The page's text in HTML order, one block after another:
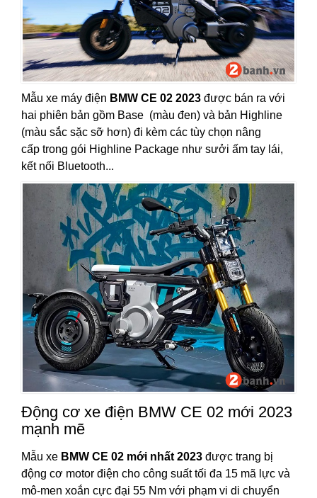
Mẫu xe máy điện BMW CE 02 2023 được bán ra với
hai phiên bản gồm Base (màu đen) và bản Highline
(màu sắc sặc sỡ hơn) đi kèm các tùy chọn nâng
cấp trong gói Highline Package như sưởi ấm tay lái,
kết nối Bluetooth...
Động cơ xe điện BMW CE 02 mới 2023
mạnh mẽ
Mẫu xe BMW CE 02 mới nhất 2023 được trang bị
động cơ motor điện cho công suất tối đa 15 mã lực và
mô-men xoắn cực đại 55 Nm với phạm vi di chuyển